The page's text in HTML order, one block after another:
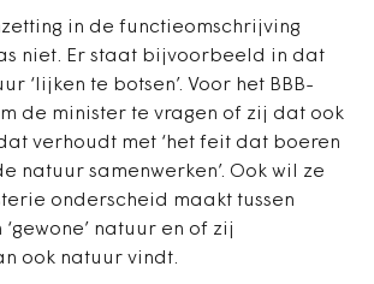
in de functieomschrijving
niet. Er staat bijvoorbeeld in dat
‘lijken te botsen’. Voor het BBB-
de minister te vragen of zij dat ook
verhoudt met ‘het feit dat boeren
natuur samenwerken’. Ook wil ze
onderscheid maakt tussen
‘gewone’ natuur en of zij
ook natuur vindt.